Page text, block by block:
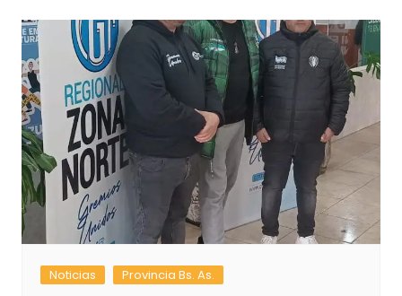
Noticias Provincia Bs. As.